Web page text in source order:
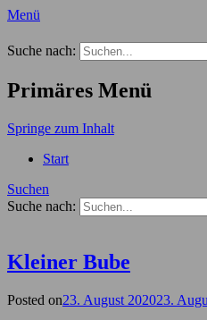
Menü
Der
Suche nach:
Primäres Menü
Springe zum Inhalt
Start
Suchen
Suche nach:
Kleiner Bube
Posted on23. August 202023.